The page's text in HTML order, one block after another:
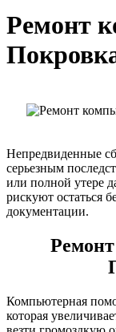
Ремонт
Непредвиденные
серьезным
или полной утере
рискуют остаться
документации.
Компьютерная
которая